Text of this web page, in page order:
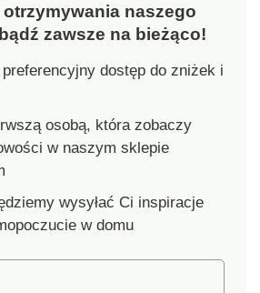
naszego
zawsze na bieżąco!
dostęp do zniżek i
osobą, która zobaczy
w naszym sklepie
wysyłać Ci inspiracje
w domu